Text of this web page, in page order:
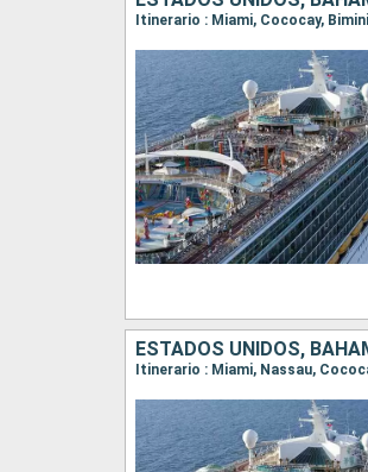
Itinerario : Miami, Cococay,
ESTADOS UNIDOS,
Itinerario : Miami, Nassau,